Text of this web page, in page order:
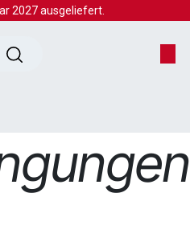
2027 ausgeliefert.